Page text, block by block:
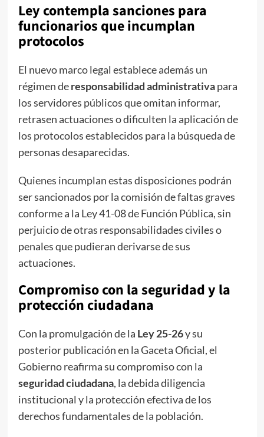
Ley contempla sanciones para
funcionarios que incumplan
protocolos
El nuevo marco legal establece además un
régimen deresponsabilidad administrativapara
los servidores públicos que omitan informar,
retrasen actuaciones o dificulten la aplicación de
los protocolos establecidos para la búsqueda de
personas desaparecidas.
Quienes incumplan estas disposiciones podrán
ser sancionados por la comisión de faltas graves
conforme a la Ley 41-08 de Función Pública, sin
perjuicio de otras responsabilidades civiles o
penales que pudieran derivarse de sus
actuaciones.
Compromiso con la seguridad y la
protección ciudadana
Con la promulgación de la Ley 25-26y su
posterior publicación en la Gaceta Oficial, el
Gobierno reafirma su compromiso con la
seguridad ciudadana, la debida diligencia
institucional y la protección efectiva de los
derechos fundamentales de la población.